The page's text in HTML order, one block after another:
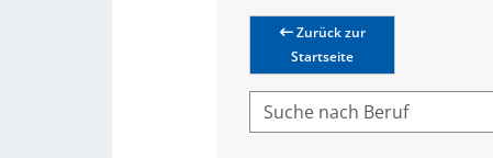
Zurück zur
Startseite